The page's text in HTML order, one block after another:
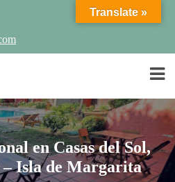
en Casas del Sol,
Isla de Margarita
Translate »